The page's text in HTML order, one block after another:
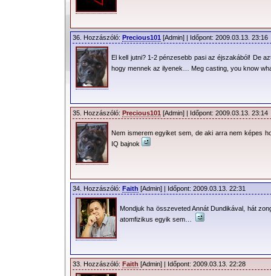
36. Hozzászóló: Precious101 [Admin] | Időpont: 2009.03.13. 23:16
El kell jutni? 1-2 pénzesebb pasi az éjszakából! De
hogy mennek az ilyenek… Meg casting, you know
35. Hozzászóló: Precious101 [Admin] | Időpont: 2009.03.13. 23:14
Nem ismerem egyiket sem, de aki arra nem képes
IQ bajnok
34. Hozzászóló: Faith [Admin] | Időpont: 2009.03.13. 22:31
Mondjuk ha összeveted Annát Dundikával, hát
atomfizikus egyik sem…
33. Hozzászóló: Faith [Admin] | Időpont: 2009.03.13. 22:28